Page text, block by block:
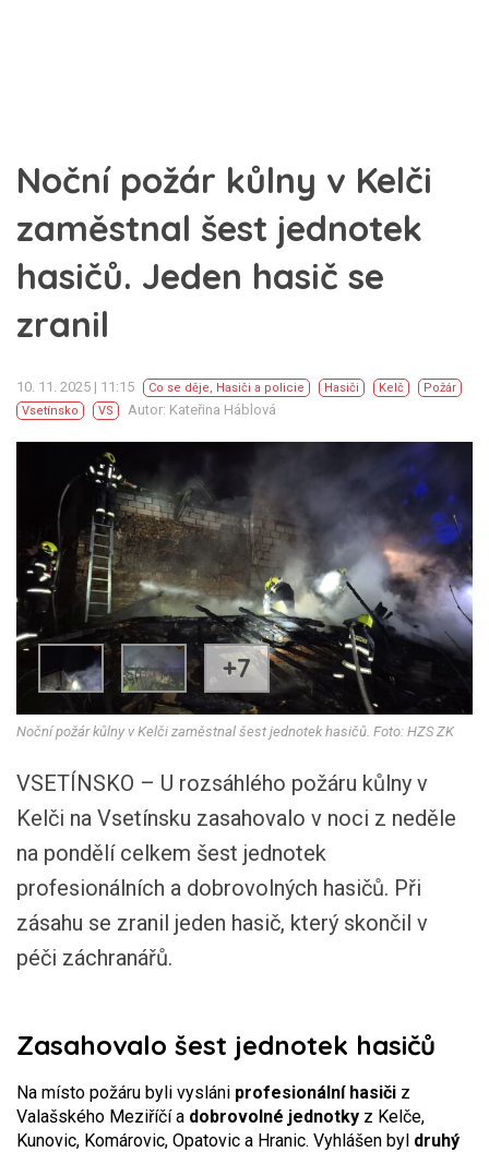
Noční požár kůlny v Kelči
zaměstnal šest jednotek
hasičů. Jeden hasič se
zranil
10. 11. 2025 | 11:15 Co se děje, Hasiči a policie Hasiči Kelč
Požár
Vsetínsko
VS Autor: Kateřina Háblová
+7
Noční požár kůlny v Kelči zaměstnal šest jednotek hasičů. Foto: HZS ZK
VSETÍNSKO – U rozsáhlého požáru kůlny v
Kelči na Vsetínsku zasahovalo v noci z neděle
na pondělí celkem šest jednotek
profesionálních a dobrovolných hasičů. Při
zásahu se zranil jeden hasič, který skončil v
péči záchranářů.
Zasahovalo šest jednotek hasičů
Na místo požáru byli vysláni profesionální hasiči z
Valašského Meziříčí a dobrovolné jednotky z Kelče,
Kunovic, Komárovic, Opatovic a Hranic. Vyhlášen byl druhý